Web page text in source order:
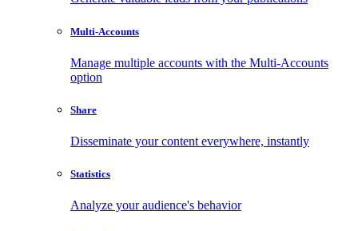
Multi-Accounts
Manage multiple accounts with the Multi-Accounts
option
Share
Disseminate your content everywhere, instantly
Statistics
Analyze your audience's behavior